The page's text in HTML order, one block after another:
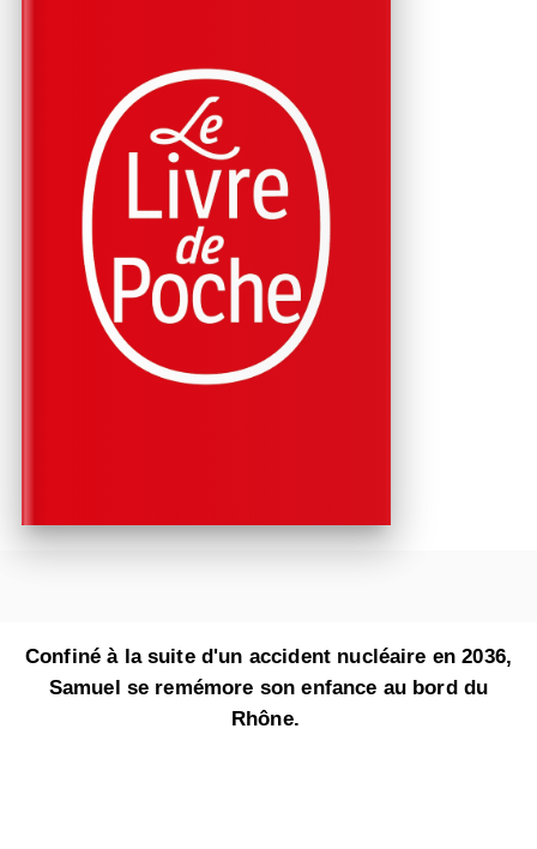
Confiné à la suite d'un accident nucléaire en 2036,
Samuel se remémore son enfance au bord du
Rhône.